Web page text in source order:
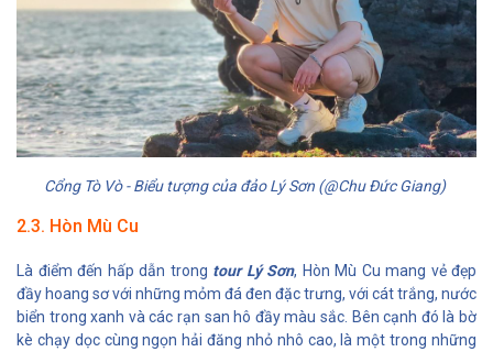
Cổng Tò Vò - Biểu tượng của đảo Lý Sơn (@Chu Đức Giang)
2.3. Hòn Mù Cu
Là điểm đến hấp dẫn trong tour Lý Sơn, Hòn Mù Cu mang vẻ đẹp
đầy hoang sơ với những mỏm đá đen đặc trưng, với cát trắng, nước
biển trong xanh và các rạn san hô đầy màu sắc. Bên cạnh đó là bờ
kè chạy dọc cùng ngọn hải đăng nhỏ nhô cao, là một trong những